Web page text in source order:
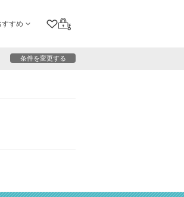
すめ
クリップリスト
ログイン
条件を変更する